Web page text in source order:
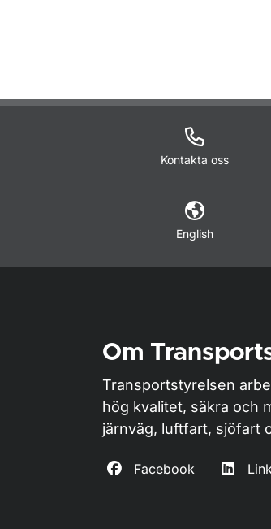
Kontakta oss
English
Om
Transportstyrelsen
hög kvalitet, säkra och
järnväg, luftfart, sjöfart
Facebook